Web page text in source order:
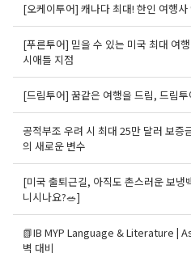
[오케이투어] 캐나다 최대! 한인 여행
[푸른투어] 믿을 수 있는 미국 최대 여
시애틀 지점
[드림투어] 꿈같은 여행을 드림, 드림
공적부조 우려 시 최대 25만 달러 보증
의 새로운 변수
[미국 출퇴근길, 아직도 촌스러운 보냉
니시나요?🥗]
📗IB MYP Language & Literature |
벽 대비